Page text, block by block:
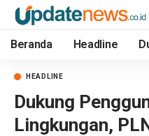
Beranda Headline
HEADLINE
Dukung
Lingkungan,